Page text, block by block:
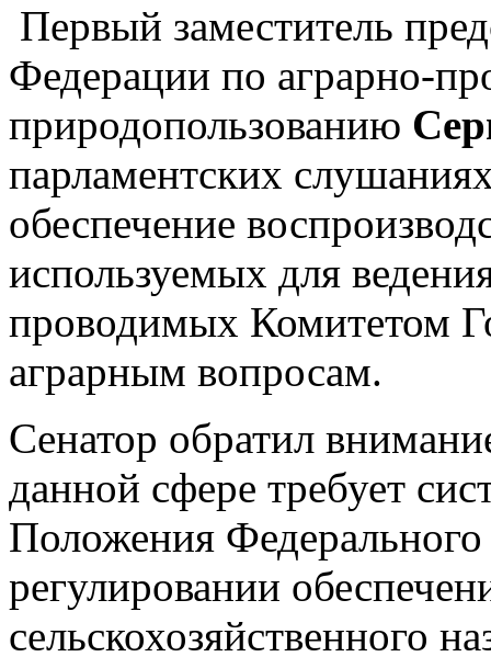
Первый заместитель
Федерации по аграрно-
природопользованию
парламентских
обеспечение
используемых для
проводимых Комитетом
аграрным вопросам.
Сенатор обратил
данной сфере требует
Положения Федерального
регулировании
сельскохозяйственного